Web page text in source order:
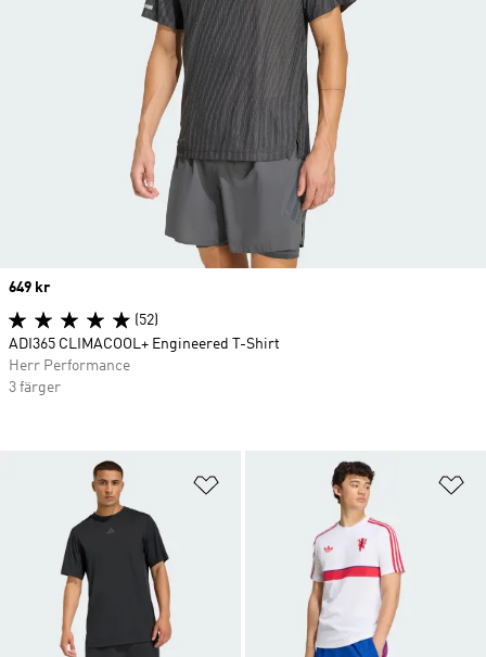
Lägg till på önskelistan
Price
649 kr
(52)
ADI365 CLIMACOOL+ Engineered T-Shirt
Herr Performance
3 färger